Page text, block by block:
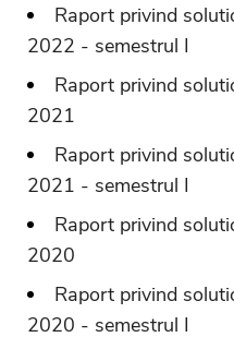
Raport privind
2022 - semestrul I
Raport privind
2021
Raport privind
2021 - semestrul I
Raport privind
2020
Raport privind
2020 - semestrul I